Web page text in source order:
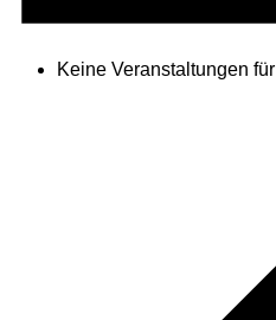
Keine Veranstaltungen